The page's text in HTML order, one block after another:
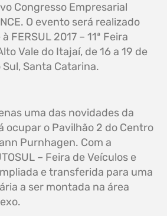
Congresso Empresarial
O evento será realizado
FERSUL 2017 – 11ª Feira
Vale do Itajaí, de 16 a 19 de
Santa Catarina.
uma das novidades da
ocupar o Pavilhão 2 do Centro
Purnhagen. Com a
– Feira de Veículos e
e transferida para uma
a ser montada na área